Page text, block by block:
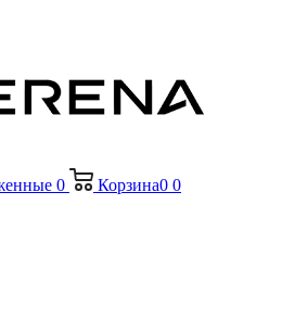
0 Корзина0 0